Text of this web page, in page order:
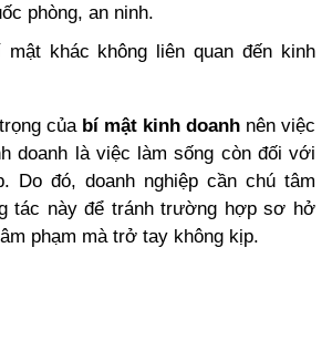
phòng, an ninh.
mật khác không liên quan đến kinh
của bí mật kinh doanh nên việc
doanh là việc làm sống còn đối với
Do đó, doanh nghiệp cần chú tâm
tác này để tránh trường hợp sơ hở
phạm mà trở tay không kịp.